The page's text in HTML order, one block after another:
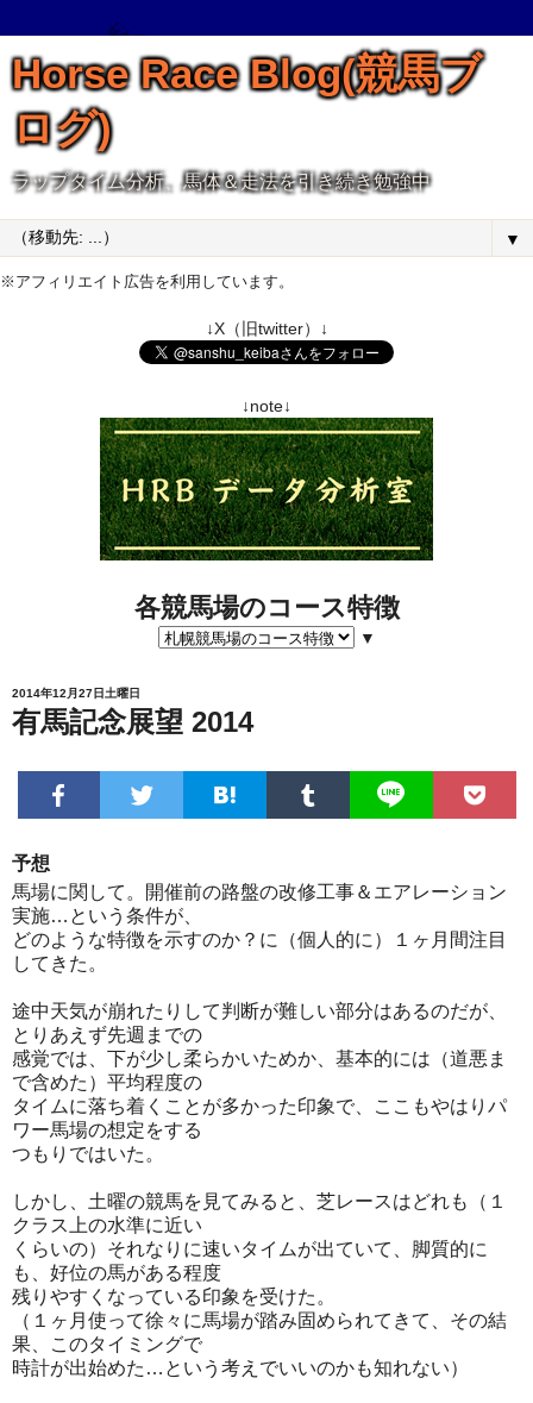
Horse Race Blog(競馬ブ
ログ)
ラップタイム分析、馬体＆走法を引き続き勉強中
▼
※アフィリエイト広告を利用しています。
↓X（旧twitter）↓
↓note↓
各競馬場のコース特徴
▼
2014年12月27日土曜日
有馬記念展望 2014
予想
馬場に関して。開催前の路盤の改修工事＆エアレーション
実施…という条件が、
どのような特徴を示すのか？に（個人的に）１ヶ月間注目
してきた。
途中天気が崩れたりして判断が難しい部分はあるのだが、
とりあえず先週までの
感覚では、下が少し柔らかいためか、基本的には（道悪ま
で含めた）平均程度の
タイムに落ち着くことが多かった印象で、ここもやはりパ
ワー馬場の想定をする
つもりではいた。
しかし、土曜の競馬を見てみると、芝レースはどれも（１
クラス上の水準に近い
くらいの）それなりに速いタイムが出ていて、脚質的に
も、好位の馬がある程度
残りやすくなっている印象を受けた。
（１ヶ月使って徐々に馬場が踏み固められてきて、その結
果、このタイミングで
時計が出始めた…という考えでいいのかも知れない）